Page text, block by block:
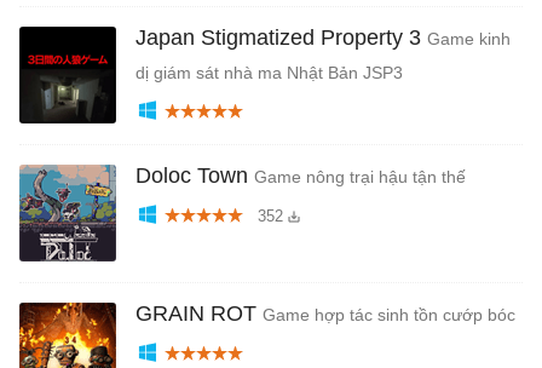
Japan Stigmatized Property 3 Game kinh
dị giám sát nhà ma Nhật Bản JSP3
Doloc Town Game nông trại hậu tận thế
352
GRAIN ROT Game hợp tác sinh tồn cướp bóc